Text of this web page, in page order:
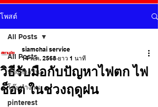
โพสต์
All Posts
ห้องทำงาน
โต๊ะทำงาน
pinterest
All Posts
วิธีรับมือกับปัญหาไฟตก ไฟ
ช็อต ในช่วงฤดูฝน
siamchai service
14 พ.ค. 2568 ยาว 1 นาที